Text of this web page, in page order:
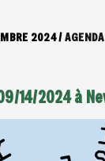
2024/AGENDA
14/2024 à